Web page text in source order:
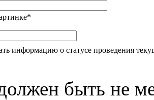
*
информацию о статусе проведения
быть не